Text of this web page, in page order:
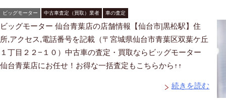
ビッグモーター 中古車査定（買取）業者 車の査定
ビッグモーター 仙台青葉店の店舗情報【仙台市|黒松駅】住
所,アクセス,電話番号を記載（〒宮城県仙台市青葉区双葉ケ丘
１丁目２２−１０）中古車の査定・買取ならビッグモーター
仙台青葉店にお任せ！お得な一括査定もこちらから↑↑
続きを読む